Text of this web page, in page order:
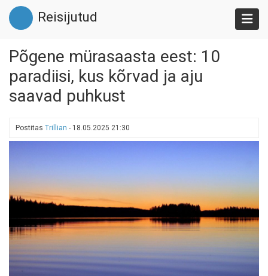
Liigu
edasi
põhisisu
Reisijutud
Põgene mürasaasta eest: 10
paradiisi, kus kõrvad ja aju
saavad puhkust
Postitas Trillian - 18.05.2025 21:30